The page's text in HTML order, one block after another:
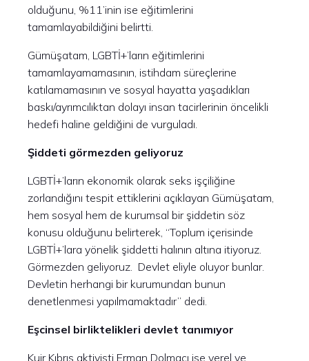
olduğunu, %11’inin ise eğitimlerini
tamamlayabildiğini belirtti.
Gümüşatam, LGBTİ+’ların eğitimlerini
tamamlayamamasının, istihdam süreçlerine
katılamamasının ve sosyal hayatta yaşadıkları
baskı/ayrımcılıktan dolayı insan tacirlerinin öncelikli
hedefi haline geldiğini de vurguladı.
Şiddeti görmezden geliyoruz
LGBTİ+’ların ekonomik olarak seks işçiliğine
zorlandığını tespit ettiklerini açıklayan Gümüşatam,
hem sosyal hem de kurumsal bir şiddetin söz
konusu olduğunu belirterek, “Toplum içerisinde
LGBTİ+’lara yönelik şiddetti halının altına itiyoruz.
Görmezden geliyoruz. Devlet eliyle oluyor bunlar.
Devletin herhangi bir kurumundan bunun
denetlenmesi yapılmamaktadır” dedi.
Eşcinsel birliktelikleri devlet tanımıyor
Kuir Kıbrıs aktivisti Erman Dolmacı ise yerel ve